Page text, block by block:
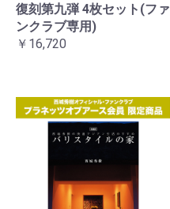
復刻第九弾 4枚セット(ファ
ンクラブ専用)
￥16,720